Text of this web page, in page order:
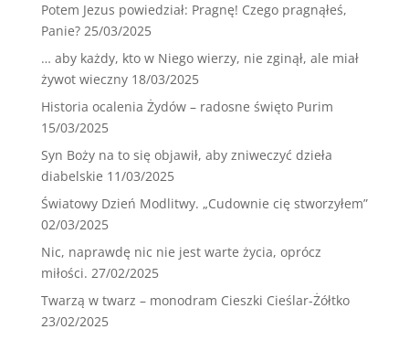
Potem Jezus powiedział: Pragnę! Czego pragnąłeś,
Panie? 25/03/2025
… aby każdy, kto w Niego wierzy, nie zginął, ale miał
żywot wieczny 18/03/2025
Historia ocalenia Żydów – radosne święto Purim
15/03/2025
Syn Boży na to się objawił, aby zniweczyć dzieła
diabelskie 11/03/2025
Światowy Dzień Modlitwy. „Cudownie cię stworzyłem”
02/03/2025
Nic, naprawdę nic nie jest warte życia, oprócz
miłości. 27/02/2025
Twarzą w twarz – monodram Cieszki Cieślar-Żółtko
23/02/2025